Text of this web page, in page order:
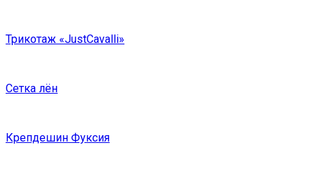
Трикотаж «JustCavalli»
Сетка лён
Крепдешин Фуксия